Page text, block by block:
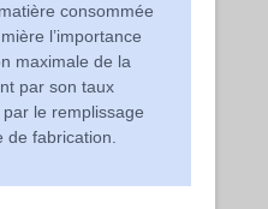
consommée
l’importance
maximale de la
par son taux
par le remplissage
de fabrication.